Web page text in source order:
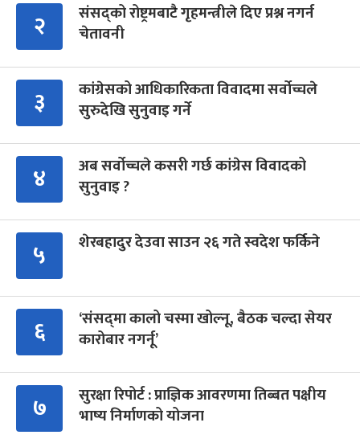
२
संसद्को रोष्ट्रमबाटै गृहमन्त्रीले दिए प्रश्न नगर्न
चेतावनी
३
कांग्रेसको आधिकारिकता विवादमा सर्वोच्चले
सुरुदेखि सुनुवाइ गर्ने
४
अब सर्वोच्चले कसरी गर्छ कांग्रेस विवादको
सुनुवाइ ?
५ शेरबहादुर देउवा साउन २६ गते स्वदेश फर्किने
६
‘संसद्‍मा कालो चस्मा खोल्नू, बैठक चल्दा सेयर
कारोबार नगर्नू’
७
सुरक्षा रिपोर्ट : प्राज्ञिक आवरणमा तिब्बत पक्षीय
भाष्य निर्माणको योजना